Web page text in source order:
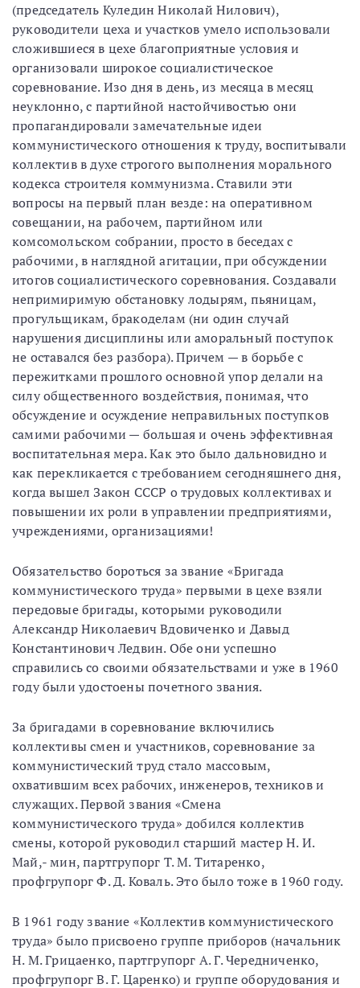
(председатель Куледин Николай Нилович),
руководители цеха и участков умело использовали
сложившиеся в цехе благоприятные условия и
организовали широкое социалистическое
соревнование. Изо дня в день, из месяца в месяц
неуклонно, с партийной настойчивостью они
пропагандировали замечательные идеи
коммунистического отношения к труду, воспитывали
коллектив в духе строгого выполнения морального
кодекса строителя коммунизма. Ставили эти
вопросы на первый план везде: на оперативном
совещании, на рабочем, партийном или
комсомольском собрании, просто в беседах с
рабочими, в наглядной агитации, при обсуждении
итогов социалистического соревнования. Создавали
непримиримую обстановку лодырям, пьяницам,
прогульщикам, бракоделам (ни один случай
нарушения дисциплины или аморальный поступок
не оставался без разбора). Причем — в борьбе с
пережитками прошлого основной упор делали на
силу общественного воздействия, понимая, что
обсуждение и осуждение неправильных поступков
самими рабочими — большая и очень эффективная
воспитательная мера. Как это было дальновидно и
как перекликается с требованием сегодняшнего дня,
когда вышел Закон СССР о трудовых коллективах и
повышении их роли в управлении предприятиями,
учреждениями, организациями!
Обязательство бороться за звание «Бригада
коммунистического труда» первыми в цехе взяли
передовые бригады, которыми руководили
Александр Николаевич Вдовиченко и Давыд
Константинович Ледвин. Обе они успешно
справились со своими обязательствами и уже в 1960
году были удостоены почетного звания.
За бригадами в соревнование включились
коллективы смен и участников, соревнование за
коммунистический труд стало массовым,
охватившим всех рабочих, инженеров, техников и
служащих. Первой звания «Смена
коммунистического труда» добился коллектив
смены, которой руководил старший мастер Н. И.
Май,- мин, партгрупорг Т. М. Титаренко,
профгрупорг Ф. Д. Коваль. Это было тоже в 1960 году.
В 1961 году звание «Коллектив коммунистического
труда» было присвоено группе приборов (начальник
Н. М. Грицаенко, партгрупорг А. Г. Чередниченко,
профгрупорг В. Г. Царенко) и группе оборудования и